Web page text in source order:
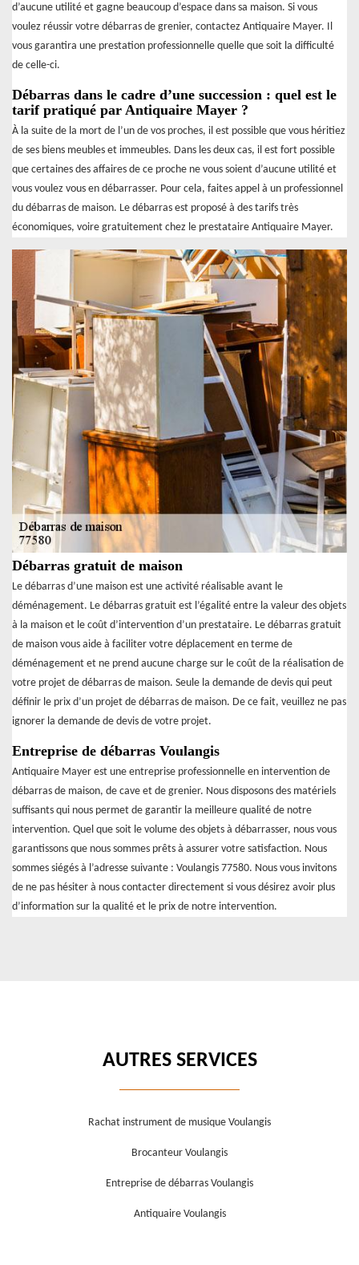
d’aucune utilité et gagne beaucoup d’espace dans sa maison. Si vous
voulez réussir votre débarras de grenier, contactez Antiquaire Mayer. Il
vous garantira une prestation professionnelle quelle que soit la difficulté
de celle-ci.
Débarras dans le cadre d’une succession : quel est le
tarif pratiqué par Antiquaire Mayer ?
À la suite de la mort de l’un de vos proches, il est possible que vous héritiez
de ses biens meubles et immeubles. Dans les deux cas, il est fort possible
que certaines des affaires de ce proche ne vous soient d’aucune utilité et
vous voulez vous en débarrasser. Pour cela, faites appel à un professionnel
du débarras de maison. Le débarras est proposé à des tarifs très
économiques, voire gratuitement chez le prestataire Antiquaire Mayer.
Débarras gratuit de maison
Le débarras d’une maison est une activité réalisable avant le
déménagement. Le débarras gratuit est l’égalité entre la valeur des objets
à la maison et le coût d’intervention d’un prestataire. Le débarras gratuit
de maison vous aide à faciliter votre déplacement en terme de
déménagement et ne prend aucune charge sur le coût de la réalisation de
votre projet de débarras de maison. Seule la demande de devis qui peut
définir le prix d’un projet de débarras de maison. De ce fait, veuillez ne pas
ignorer la demande de devis de votre projet.
Entreprise de débarras Voulangis
Antiquaire Mayer est une entreprise professionnelle en intervention de
débarras de maison, de cave et de grenier. Nous disposons des matériels
suffisants qui nous permet de garantir la meilleure qualité de notre
intervention. Quel que soit le volume des objets à débarrasser, nous vous
garantissons que nous sommes prêts à assurer votre satisfaction. Nous
sommes siégés à l’adresse suivante : Voulangis 77580. Nous vous invitons
de ne pas hésiter à nous contacter directement si vous désirez avoir plus
d’information sur la qualité et le prix de notre intervention.
AUTRES SERVICES
Rachat instrument de musique Voulangis
Brocanteur Voulangis
Entreprise de débarras Voulangis
Antiquaire Voulangis